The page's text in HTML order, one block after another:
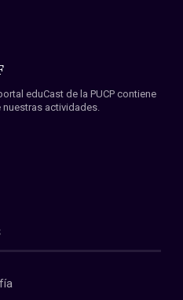
eduCast de la PUCP contiene
actividades.